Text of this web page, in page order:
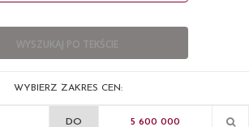
WYBIERZ ZAKRES CEN:
DO